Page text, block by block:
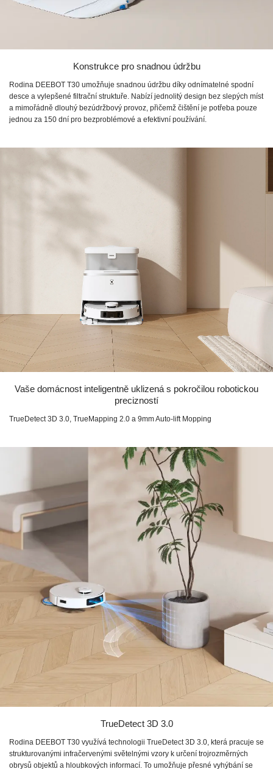
Konstrukce pro snadnou údržbu
Rodina DEEBOT T30 umožňuje snadnou údržbu díky odnímatelné spodní
desce a vylepšené filtrační struktuře. Nabízí jednolitý design bez slepých míst
a mimořádně dlouhý bezúdržbový provoz, přičemž čištění je potřeba pouze
jednou za 150 dní pro bezproblémové a efektivní používání.
Vaše domácnost inteligentně uklizená s pokročilou robotickou
precizností
TrueDetect 3D 3.0, TrueMapping 2.0 a 9mm Auto-lift Mopping
TrueDetect 3D 3.0
Rodina DEEBOT T30 využívá technologii TrueDetect 3D 3.0, která pracuje se
strukturovanými infračervenými světelnými vzory k určení trojrozměrných
obrysů objektů a hloubkových informací. To umožňuje přesné vyhýbání se